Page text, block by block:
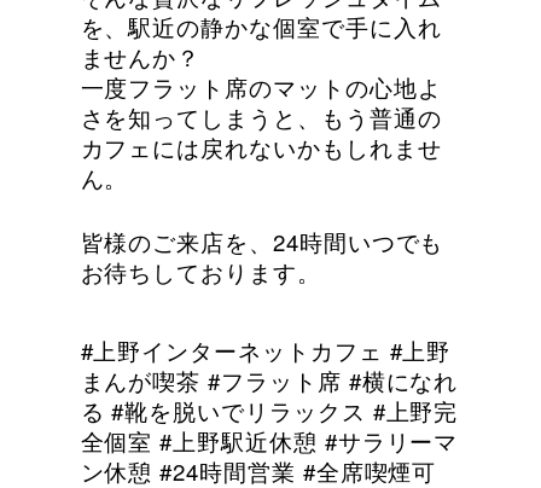
を、駅近の静かな個室で手に入れ
ませんか？
一度フラット席のマットの心地よ
さを知ってしまうと、もう普通の
カフェには戻れないかもしれませ
ん。
皆様のご来店を、24時間いつでも
お待ちしております。
#上野インターネットカフェ #上野
まんが喫茶 #フラット席 #横になれ
る #靴を脱いでリラックス #上野完
全個室 #上野駅近休憩 #サラリーマ
ン休憩 #24時間営業 #全席喫煙可